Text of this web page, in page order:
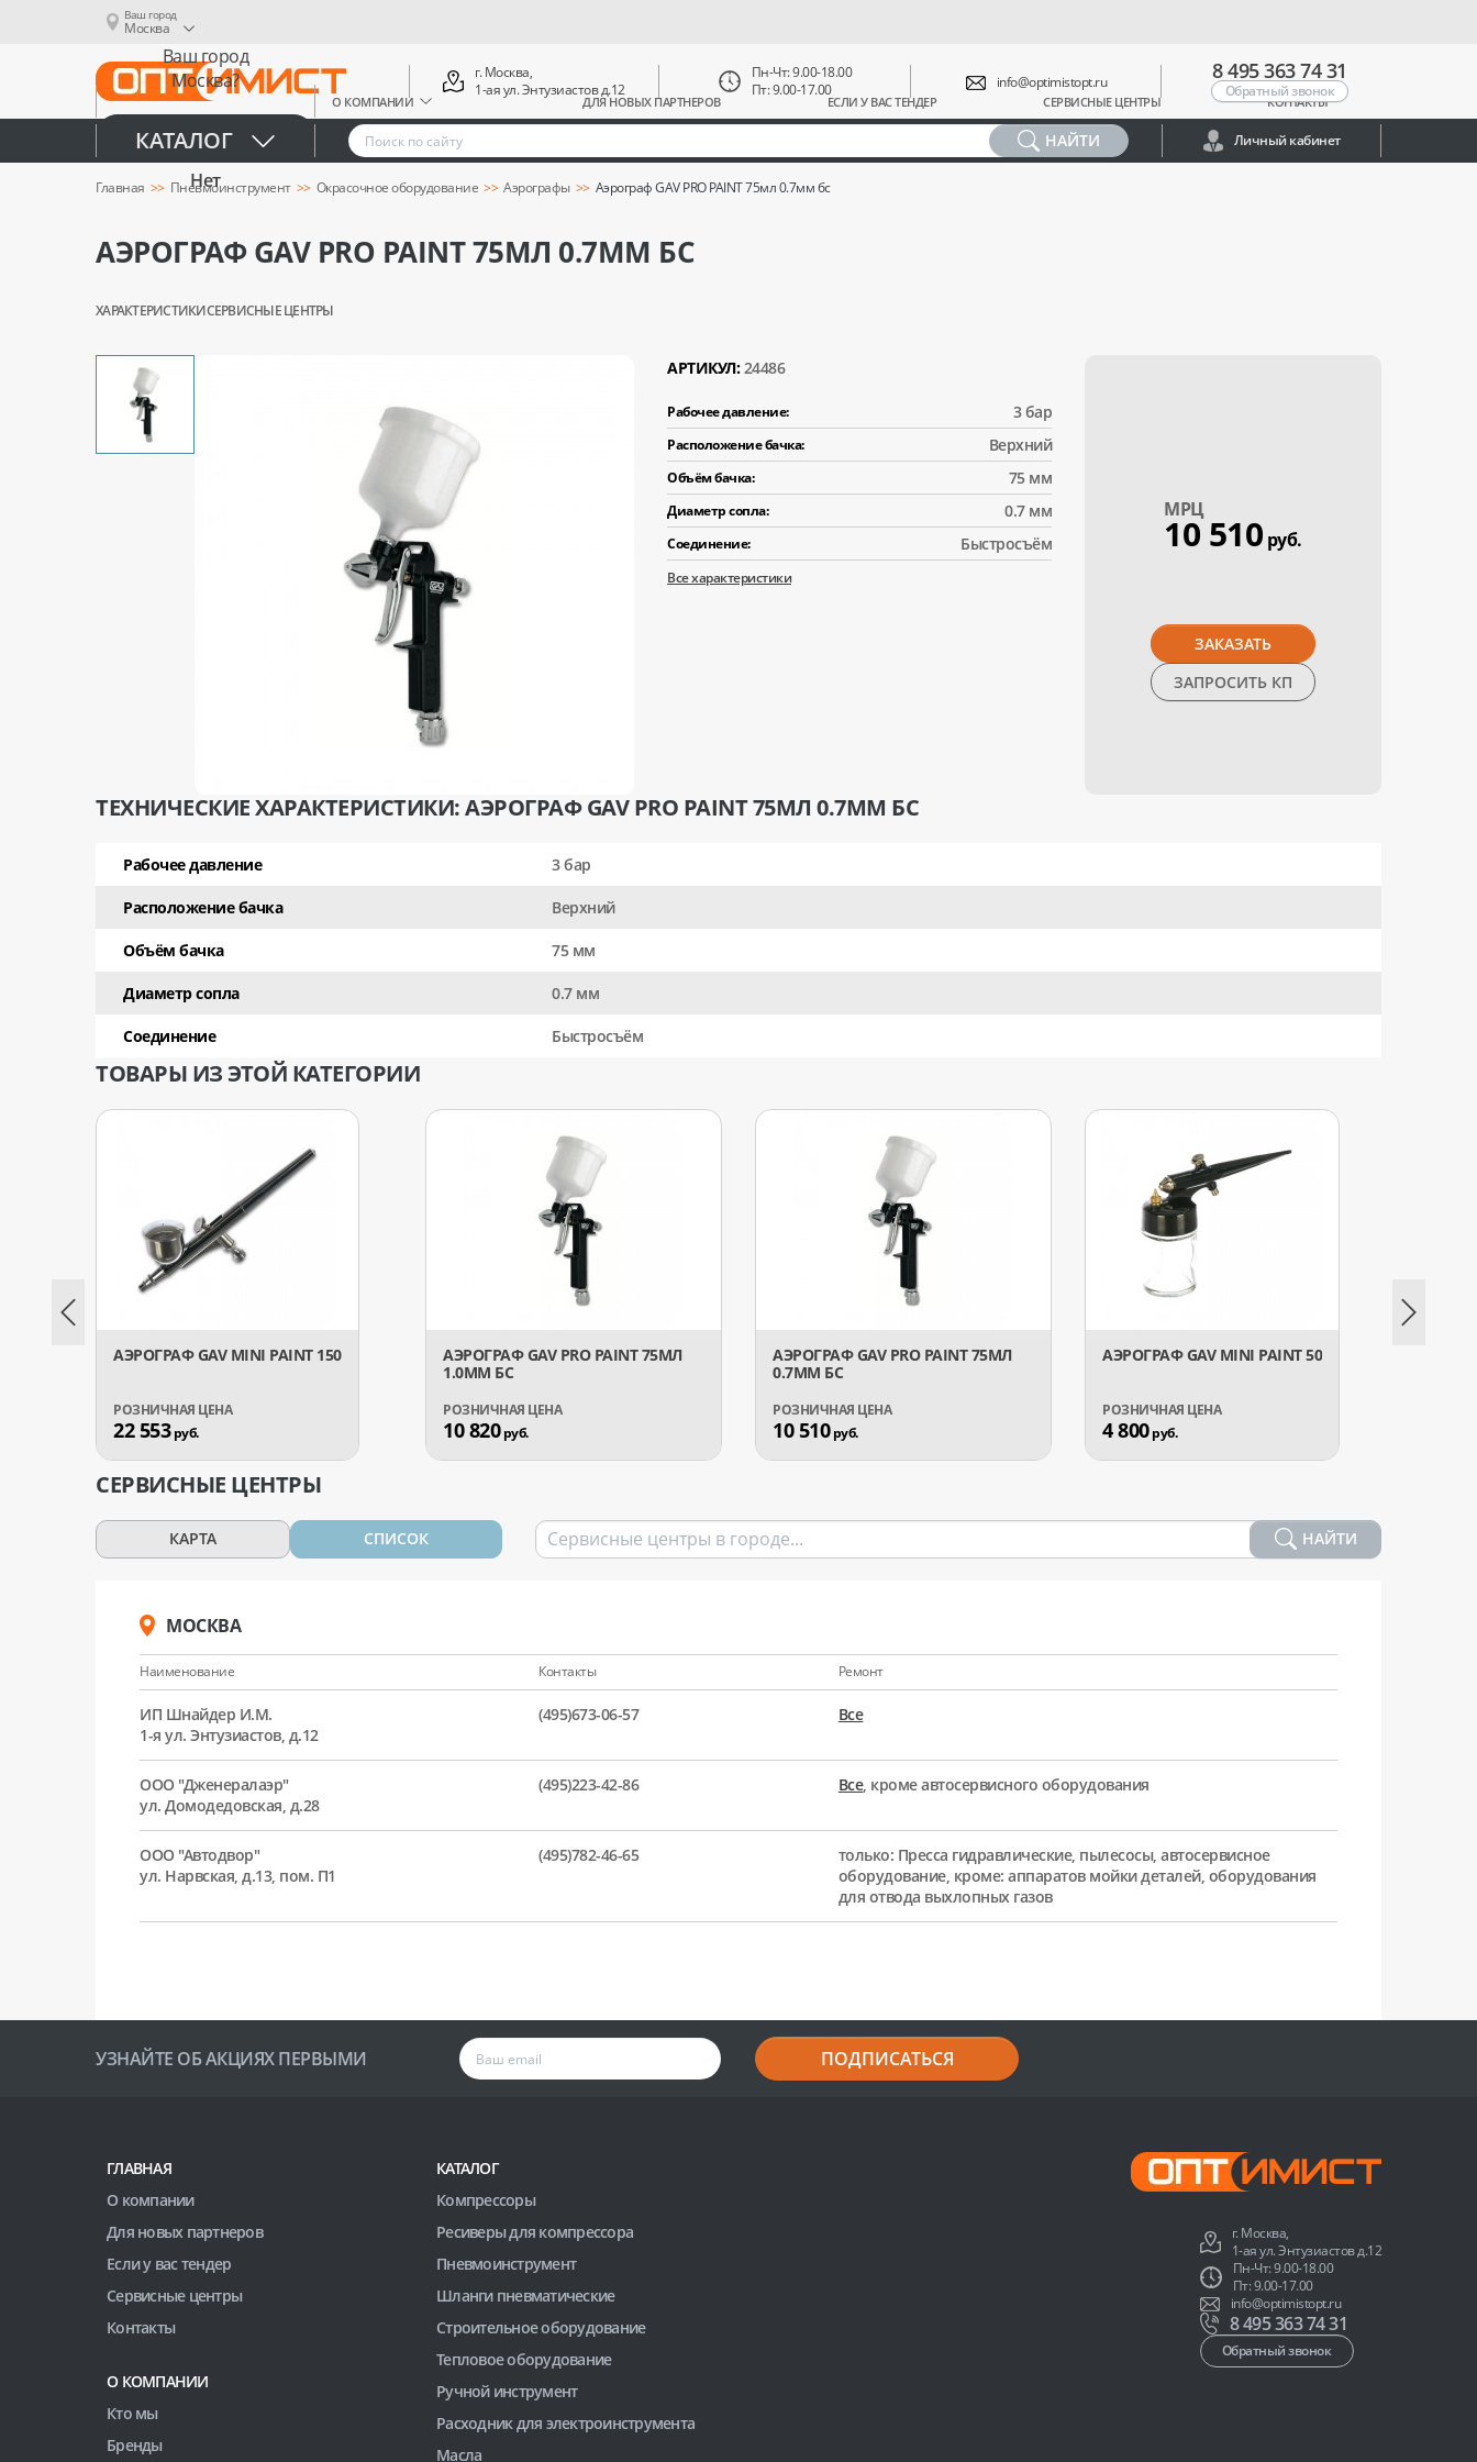
Ваш город
Москва
Ваш город
Москва?
Да
Нет
О КОМПАНИИ ДЛЯ НОВЫХ ПАРТНЕРОВ ЕСЛИ У ВАС ТЕНДЕР СЕРВИСНЫЕ ЦЕНТРЫ КОНТАКТЫ
г. Москва,
1-ая ул. Энтузиастов д.12
Пн-Чт: 9.00-18.00
Пт: 9.00-17.00
info@optimistopt.ru 8 495 363 74 31
Обратный звонок
КАТАЛОГ НАЙТИ Личный кабинет
Главная Пневмоинструмент Окрасочное оборудование Аэрографы Аэрограф GAV PRO PAINT 75мл 0.7мм бс
АЭРОГРАФ GAV PRO PAINT 75МЛ 0.7ММ БС
ХАРАКТЕРИСТИКИСЕРВИСНЫЕ ЦЕНТРЫ
АРТИКУЛ: 24486
Рабочее давление: 3 бар
Расположение бачка: Верхний
Объём бачка: 75 мм
Диаметр сопла: 0.7 мм
Соединение: Быстросъём
Все характеристики
МPЦ
10 510 руб.
ЗАКАЗАТЬ
ЗАПРОСИТЬ КП
ТЕХНИЧЕСКИЕ ХАРАКТЕРИСТИКИ: АЭРОГРАФ GAV PRO PAINT 75МЛ 0.7ММ БС
Рабочее давление 3 бар
Расположение бачка Верхний
Объём бачка 75 мм
Диаметр сопла 0.7 мм
Соединение Быстросъём
ТОВАРЫ ИЗ ЭТОЙ КАТЕГОРИИ
АЭРОГРАФ GAV MINI PAINT 150
22 553руб.
АЭРОГРАФ GAV PRO PAINT 75МЛ
1.0ММ БС
10 820руб.
АЭРОГРАФ GAV PRO PAINT 75МЛ
0.7ММ БС
10 510руб.
АЭРОГРАФ GAV MINI PAINT 50
4 800руб.
СЕРВИСНЫЕ ЦЕНТРЫ
КАРТА СПИСОК НАЙТИ
МОСКВА
Наименование Контакты Ремонт
ИП Шнайдер И.М.
1-я ул. Энтузиастов, д.12
(495)673-06-57 Все
ООО "Дженералаэр"
ул. Домодедовская, д.28
(495)223-42-86 Все, кроме автосервисного оборудования
ООО "Автодвор"
ул. Нарвская, д.13, пом. П1
(495)782-46-65
только: Пресса гидравлические, пылесосы, автосервисное
оборудование, кроме: аппаратов мойки деталей, оборудования
для отвода выхлопных газов
УЗНАЙТЕ ОБ АКЦИЯХ ПЕРВЫМИ ПОДПИСАТЬСЯ
ГЛАВНАЯ
О компании
Для новых партнеров
Если у вас тендер
Сервисные центры
Контакты
О КОМПАНИИ
Кто мы
Бренды
КАТАЛОГ
Компрессоры
Ресиверы для компрессора
Пневмоинструмент
Шланги пневматические
Строительное оборудование
Тепловое оборудование
Ручной инструмент
Расходник для электроинструмента
Масла
г. Москва,
1-ая ул. Энтузиастов д.12
Пн-Чт: 9.00-18.00
Пт: 9.00-17.00
info@optimistopt.ru
8 495 363 74 31
Обратный звонок